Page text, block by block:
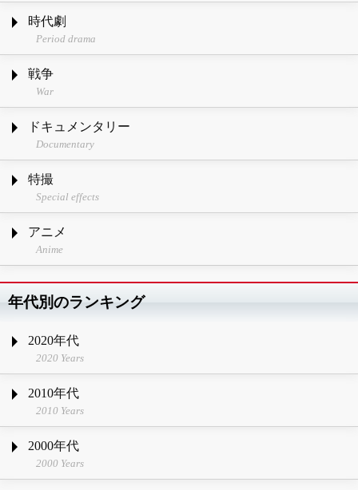
時代劇
Period drama
戦争
War
ドキュメンタリー
Documentary
特撮
Special effects
アニメ
Anime
年代別のランキング
2020年代
2020 Years
2010年代
2010 Years
2000年代
2000 Years